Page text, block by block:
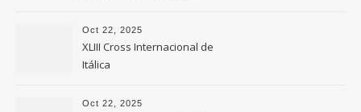
Oct 22, 2025
XLIII Cross Internacional de
Itálica
Oct 22, 2025